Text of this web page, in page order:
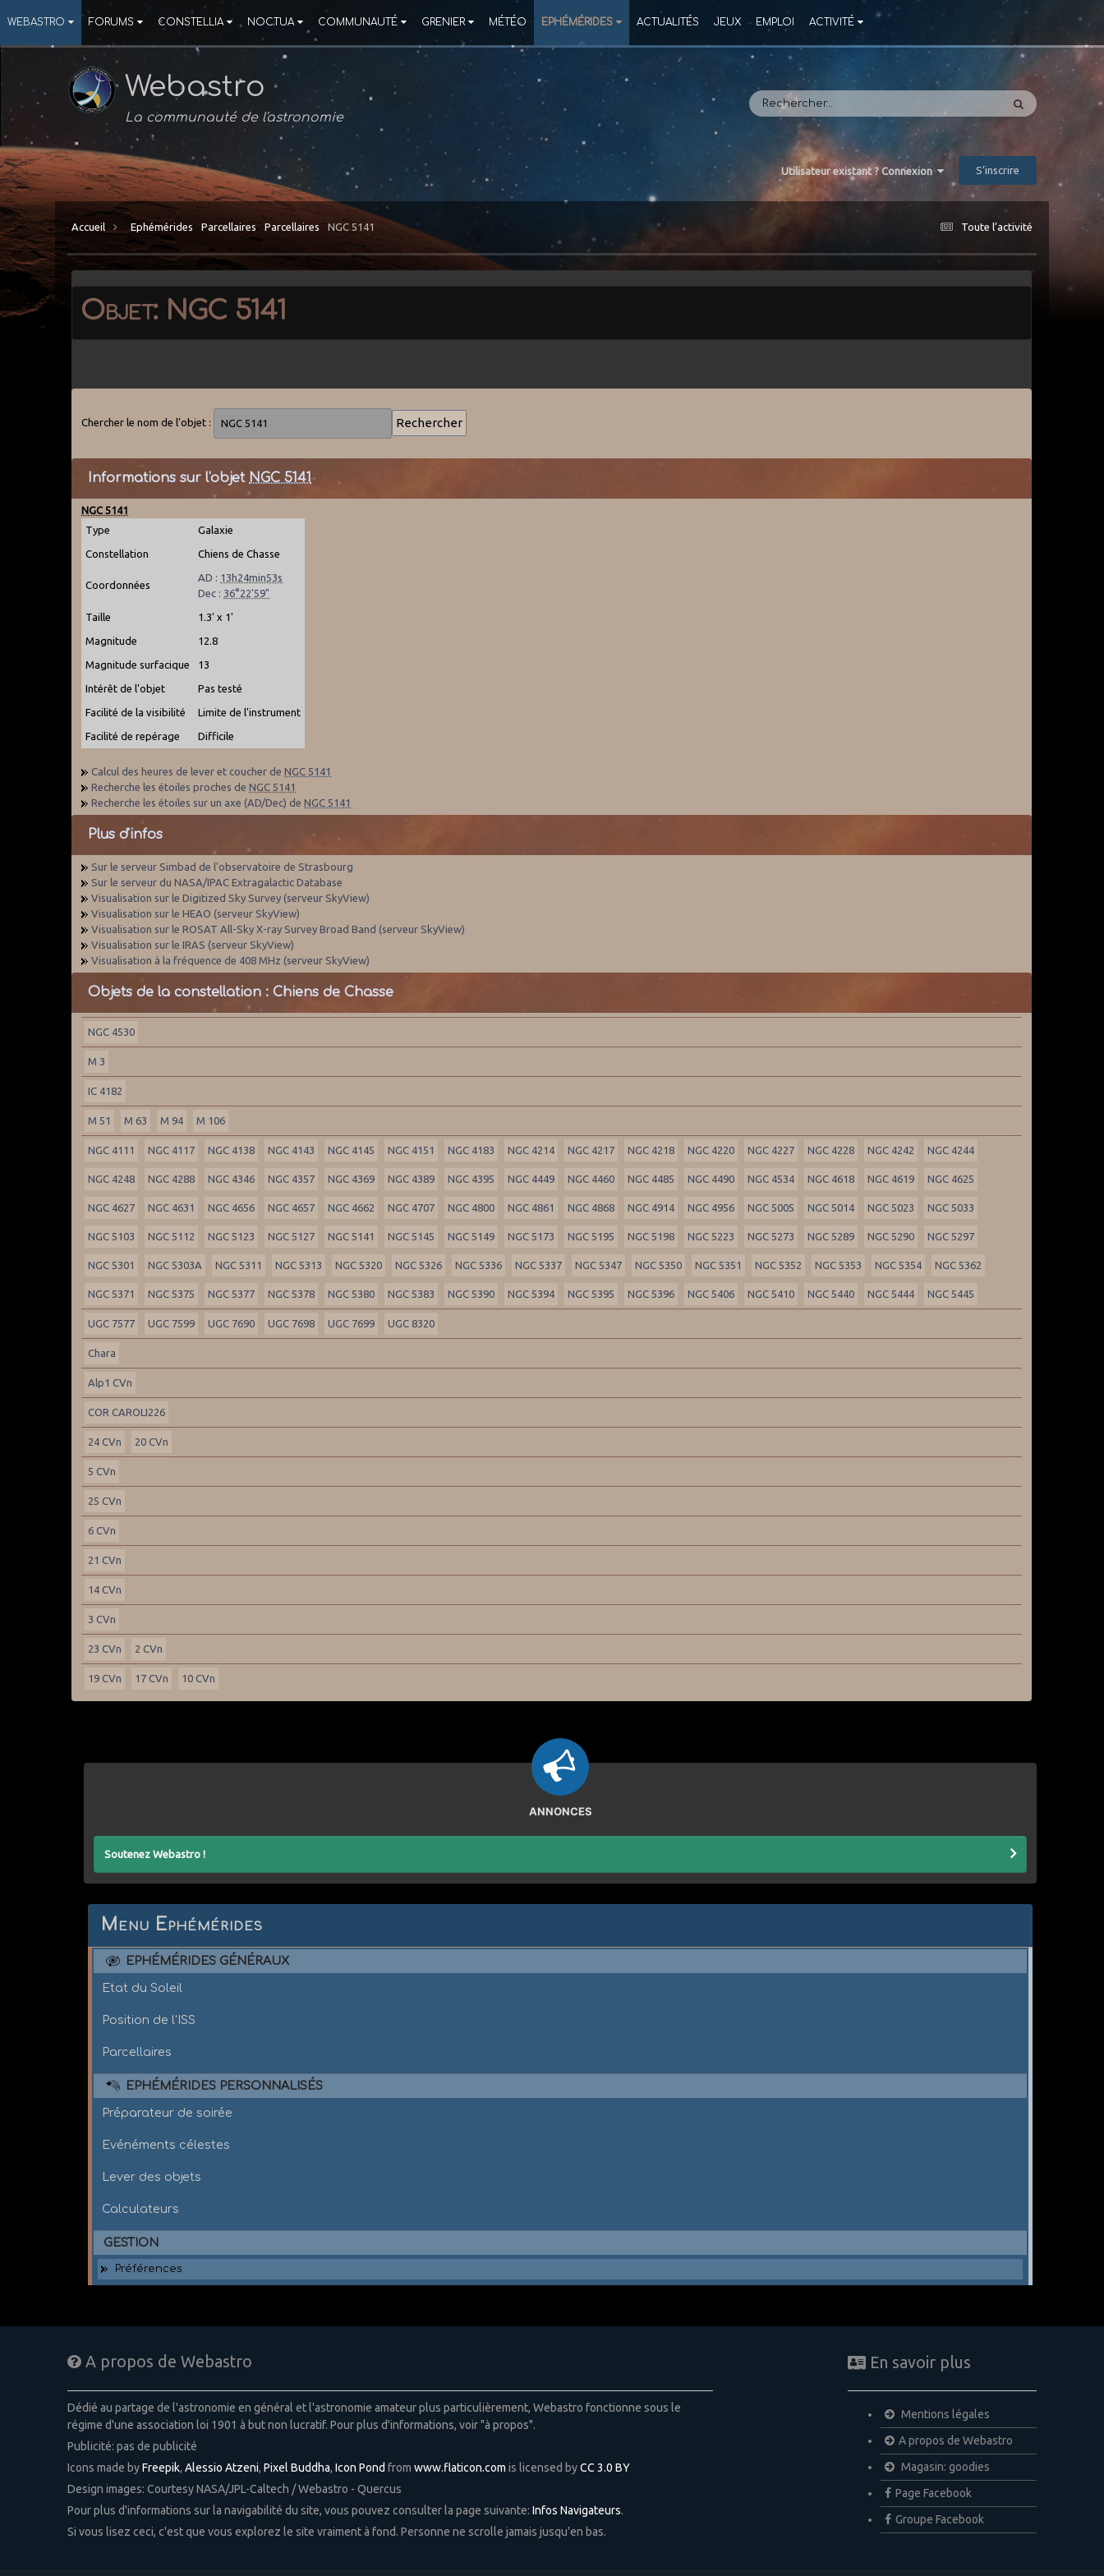
WEBASTRO FORUMS CONSTELLIA NOCTUA COMMUNAUTÉ GRENIER MÉTÉO EPHÉMÉRIDES ACTUALITÉS JEUX EMPLOI ACTIVITÉ
Webastro
La communauté de l'astronomie
Utilisateur existant ? Connexion S’inscrire
Toute l’activité
Accueil Ephémérides Parcellaires Parcellaires NGC 5141
Objet: NGC 5141
Chercher le nom de l'objet :
Informations sur l'objet NGC 5141
NGC 5141
Type
Galaxie
Constellation Chiens de Chasse
Coordonnées
AD : 13h24min53s
Dec : 36°22'59"
Taille 1.3' x 1'
Magnitude 12.8
Magnitude surfacique 13
Intérêt de l'objet Pas testé
Facilité de la visibilité Limite de l'instrument
Facilité de repérage Difficile
Calcul des heures de lever et coucher deNGC 5141
Recherche les étoiles proches deNGC 5141
Recherche les étoiles sur un axe (AD/Dec) deNGC 5141
Plus d'infos
Sur le serveur Simbad de l'observatoire de Strasbourg
Sur le serveur du NASA/IPAC Extragalactic Database
Visualisation sur le Digitized Sky Survey (serveur SkyView)
Visualisation sur le HEAO (serveur SkyView)
Visualisation sur le ROSAT All-Sky X-ray Survey Broad Band (serveur SkyView)
Visualisation sur le IRAS (serveur SkyView)
Visualisation à la fréquence de 408 MHz (serveur SkyView)
Objets de la constellation : Chiens de Chasse
NGC 4530
M 3
IC 4182
M 51 M 63 M 94 M 106
NGC 4111 NGC 4117 NGC 4138 NGC 4143 NGC 4145 NGC 4151 NGC 4183 NGC 4214 NGC 4217 NGC 4218 NGC 4220 NGC 4227 NGC 4228 NGC 4242 NGC 4244
NGC 4248 NGC 4288 NGC 4346 NGC 4357 NGC 4369 NGC 4389 NGC 4395 NGC 4449 NGC 4460 NGC 4485 NGC 4490 NGC 4534 NGC 4618 NGC 4619 NGC 4625
NGC 4627 NGC 4631 NGC 4656 NGC 4657 NGC 4662 NGC 4707 NGC 4800 NGC 4861 NGC 4868 NGC 4914 NGC 4956 NGC 5005 NGC 5014 NGC 5023 NGC 5033
NGC 5103 NGC 5112 NGC 5123 NGC 5127 NGC 5141 NGC 5145 NGC 5149 NGC 5173 NGC 5195 NGC 5198 NGC 5223 NGC 5273 NGC 5289 NGC 5290 NGC 5297
NGC 5301 NGC 5303A NGC 5311 NGC 5313 NGC 5320 NGC 5326 NGC 5336 NGC 5337 NGC 5347 NGC 5350 NGC 5351 NGC 5352 NGC 5353 NGC 5354 NGC 5362
NGC 5371 NGC 5375 NGC 5377 NGC 5378 NGC 5380 NGC 5383 NGC 5390 NGC 5394 NGC 5395 NGC 5396 NGC 5406 NGC 5410 NGC 5440 NGC 5444 NGC 5445
UGC 7577 UGC 7599 UGC 7690 UGC 7698 UGC 7699 UGC 8320
Chara
Alp1 CVn
COR CAROLI226
24 CVn 20 CVn
5 CVn
25 CVn
6 CVn
21 CVn
14 CVn
3 CVn
23 CVn 2 CVn
19 CVn 17 CVn 10 CVn
ANNONCES
Soutenez Webastro !
Menu Ephémérides
EPHÉMÉRIDES GÉNÉRAUX
Etat du Soleil
Position de l'ISS
Parcellaires
EPHÉMÉRIDES PERSONNALISÉS
Préparateur de soirée
Evénéments célestes
Lever des objets
Calculateurs
GESTION
Préférences
A propos de Webastro
Dédié au partage de l'astronomie en général et l'astronomie amateur plus particulièrement, Webastro fonctionne sous le
régime d'une association loi 1901 à but non lucratif. Pour plus d'informations, voir "à propos".
Publicité: pas de publicité
Icons made byFreepik, Alessio Atzeni, Pixel Buddha, Icon Pond from www.flaticon.com is licensed byCC 3.0 BY
Design images: Courtesy NASA/JPL-Caltech / Webastro - Quercus
Pour plus d'informations sur la navigabilité du site, vous pouvez consulter la page suivante: Infos Navigateurs.
Si vous lisez ceci, c'est que vous explorez le site vraiment à fond. Personne ne scrolle jamais jusqu'en bas.
En savoir plus
Mentions légales
A propos de Webastro
Magasin: goodies
Page Facebook
Groupe Facebook